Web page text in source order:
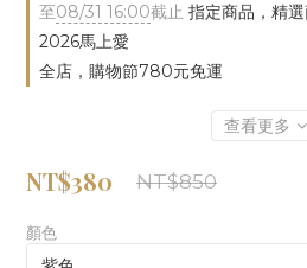
至08/31 16:00截止 指定商品，精
2026馬上愛
全店，購物節780元免運
查看更多
NT$380 NT$850
顏色